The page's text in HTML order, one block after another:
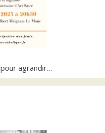
pour agrandir…